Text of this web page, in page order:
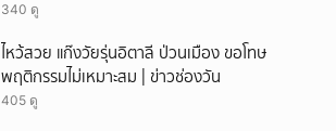
340 ดู
ไหว้สวย แก๊งวัยรุ่นอิตาลี ป่วนเมือง ขอโทษ
พฤติกรรมไม่เหมาะสม | ข่าวช่องวัน
405 ดู